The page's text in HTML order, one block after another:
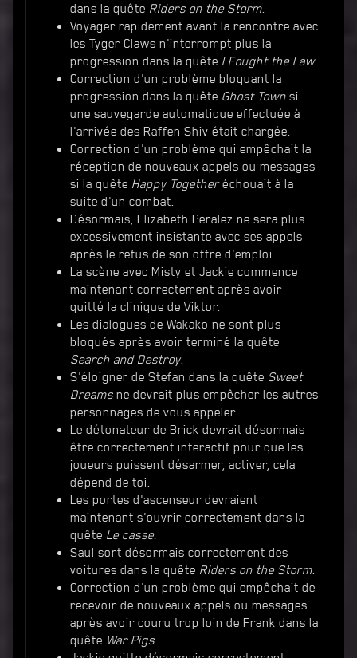
dans la quête Riders on the Storm.
Voyager rapidement avant la rencontre avec
les Tyger Claws n'interrompt plus la
progression dans la quête I Fought the Law.
Correction d'un problème bloquant la
progression dans la quête Ghost Town si
une sauvegarde automatique effectuée à
l'arrivée des Raffen Shiv était chargée.
Correction d'un problème qui empêchait la
réception de nouveaux appels ou messages
si la quête Happy Togetheréchouait à la
suite d'un combat.
Désormais, Elizabeth Peralez ne sera plus
excessivement insistante avec ses appels
après le refus de son offre d'emploi.
La scène avec Misty et Jackie commence
maintenant correctement après avoir
quitté la clinique de Viktor.
Les dialogues de Wakako ne sont plus
bloqués après avoir terminé la quête
Search and Destroy.
S'éloigner de Stefan dans la quête Sweet
Dreamsne devrait plus empêcher les autres
personnages de vous appeler.
Le détonateur de Brick devrait désormais
être correctement interactif pour que les
joueurs puissent désarmer, activer, cela
dépend de toi.
Les portes d'ascenseur devraient
maintenant s'ouvrir correctement dans la
quête Le casse.
Saul sort désormais correctement des
voitures dans la quête Riders on the Storm.
Correction d'un problème qui empêchait de
recevoir de nouveaux appels ou messages
après avoir couru trop loin de Frank dans la
quête War Pigs.